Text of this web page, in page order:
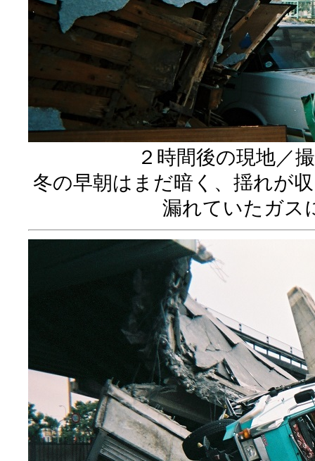
２時間後の現地／
冬の早朝はまだ暗く、揺れが
漏れていたガス